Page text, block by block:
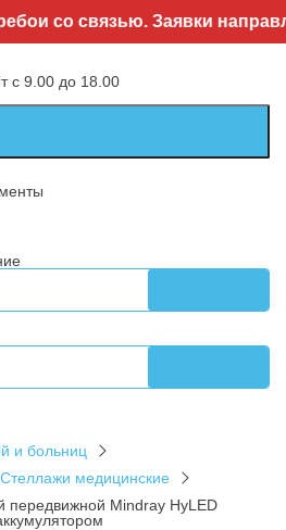
связью. Заявки
с 9.00 до 18.00
и больниц
Стеллажи медицинские
передвижной Mindray HyLED